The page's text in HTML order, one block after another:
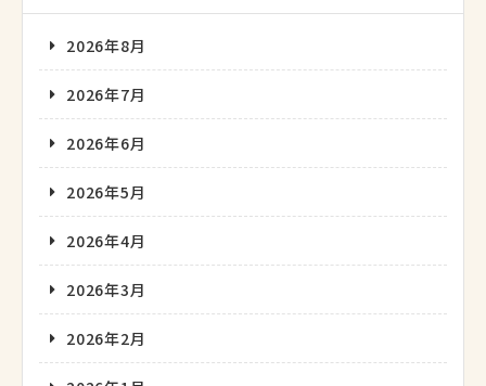
2026年8月
2026年7月
2026年6月
2026年5月
2026年4月
2026年3月
2026年2月